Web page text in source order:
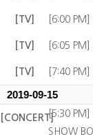
[TV] [6:00
[TV] [6:05 PM]
[TV] [7:40
2019-09-15
[CONCERT][5:30 PM]
SHOW